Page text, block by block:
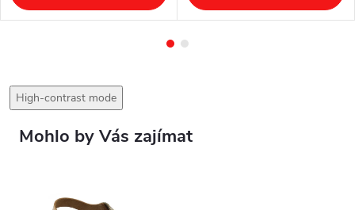
High-contrast mode
Mohlo by Vás zajímat